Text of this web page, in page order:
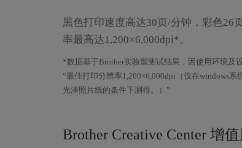
黑色打印速度高达30页/分钟，彩色26
率最高达1,200×6,000dpi*。
*数据基于Brother实验室测试结果，因使用环境及
“最佳打印分辨率1,200×6,000dpi（仅在windows
光泽照片纸的条件下测得。）”
Brother Creative Center 增